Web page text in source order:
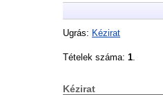
Ugrás: Kézirat
Tételek száma: 1
Kézirat